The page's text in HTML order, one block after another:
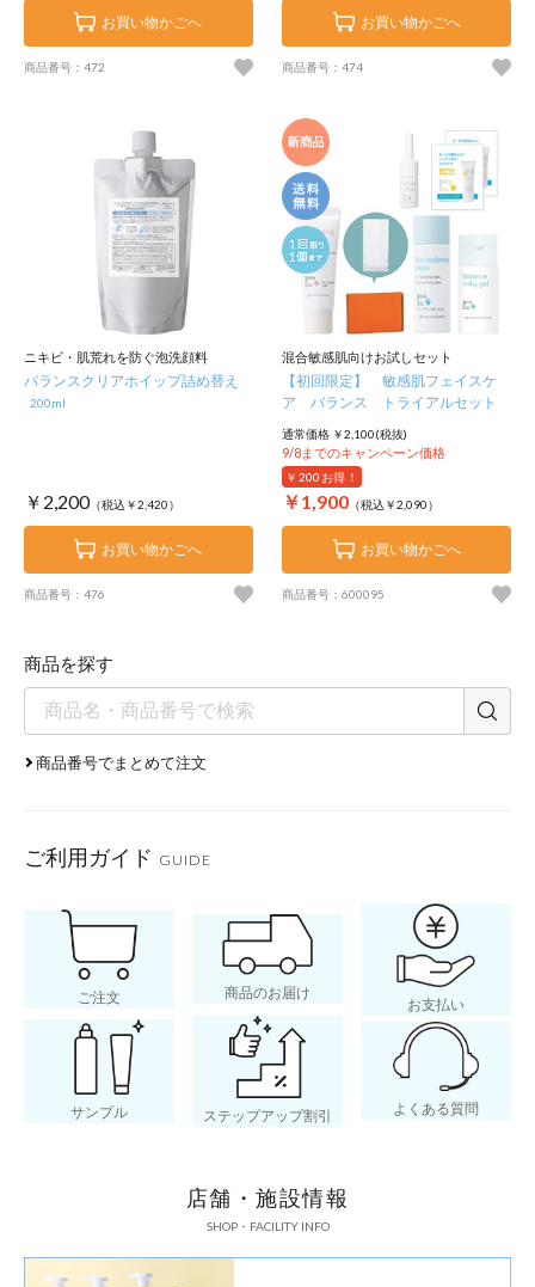
お買い物かごへ
商品番号：472
お買い物かごへ
商品番号：474
ニキビ・肌荒れを防ぐ泡洗顔料
バランスクリアホイップ詰め替え
200ml
￥2,200（税込￥2,420）
お買い物かごへ
商品番号：476
混合敏感肌向けお試しセット
【初回限定】 敏感肌フェイスケ
ア バランス トライアルセット
通常価格 ￥2,100(税抜)
9/8までのキャンペーン価格
￥200 お得！
￥1,900 （税込￥2,090）
お買い物かごへ
商品番号：600095
商品を探す
商品番号でまとめて注文
ご利用ガイド GUIDE
ご注文 商品のお届け
お支払い
サンプル ステップアップ割引 よくある質問
店舗・施設情報
SHOP・FACILITY INFO